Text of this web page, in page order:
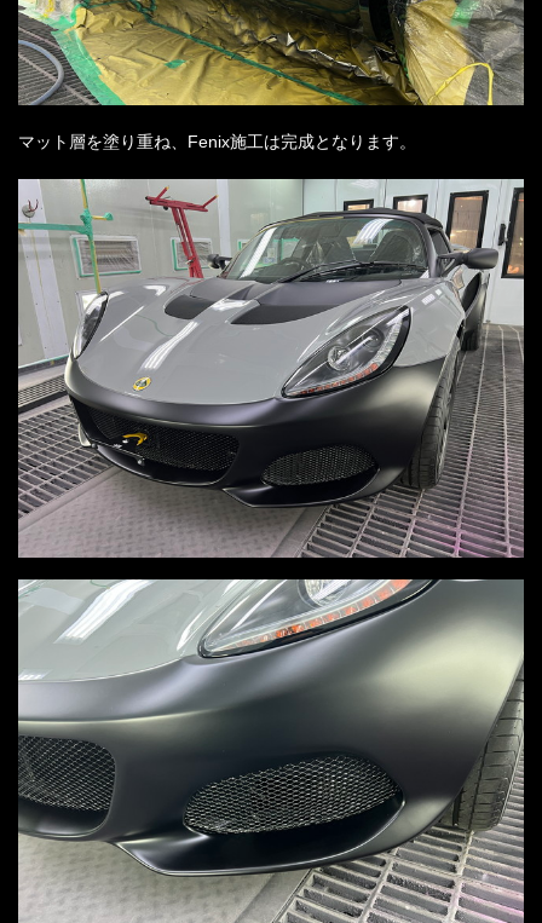
マット層を塗り重ね、Fenix施工は完成となります。